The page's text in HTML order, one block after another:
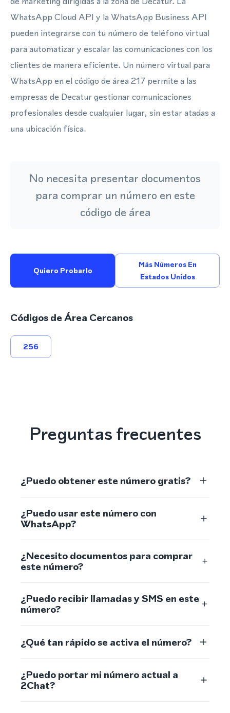
WhatsApp Cloud API y la WhatsApp Business API
pueden integrarse con tu número de teléfono virtual
para automatizar y escalar las comunicaciones con los
clientes de manera eficiente. Un número virtual para
WhatsApp en el código de área 217 permite a las
empresas de Decatur gestionar comunicaciones
profesionales desde cualquier lugar, sin estar atadas a
una ubicación física.
No necesita presentar documentos
para comprar un número en este
código de área
Quiero Probarlo
Más Números En
Estados Unidos
Códigos de Área Cercanos
256
Preguntas frecuentes
¿Puedo obtener este número gratis?
¿Puedo usar este número con
WhatsApp?
¿Necesito documentos para comprar
este número?
¿Puedo recibir llamadas y SMS en este
número?
¿Qué tan rápido se activa el número?
¿Puedo portar mi número actual a
2Chat?